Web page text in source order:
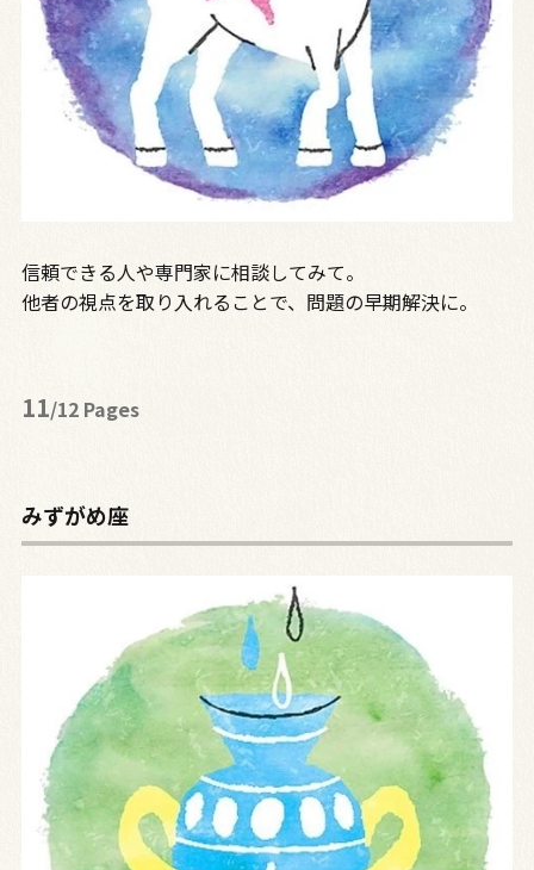
信頼できる人や専門家に相談してみて。
他者の視点を取り入れることで、問題の早期解決に。
11/12 Pages
みずがめ座